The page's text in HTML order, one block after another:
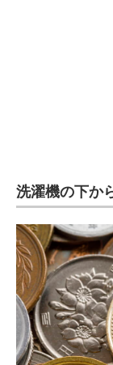
エネルギーの専
建設×テクノロ
ちょっと気にな
洗濯機の下か